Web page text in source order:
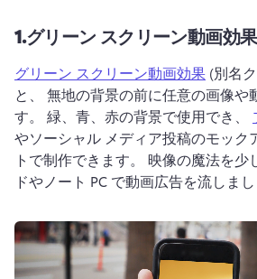
1.グリーン スクリーン動画効果
グリーン スクリーン動画効果 (別名
と、 無地の背景の前に任意の画像や
す。 緑、青、赤の背景で使用でき、
やソーシャル メディア投稿のモック
トで制作できます。 映像の魔法を少
ドやノート PC で動画広告を流しまし